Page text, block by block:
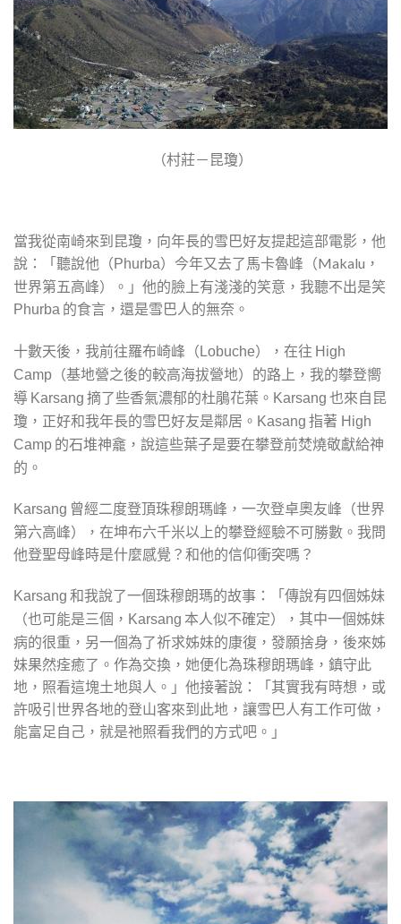
（村莊－昆瓊）
當我從南崎來到昆瓊，向年長的雪巴好友提起這部電影，他
說：「聽說他（Phurba）今年又去了馬卡魯峰（Makalu，
世界第五高峰）。」他的臉上有淺淺的笑意，我聽不出是笑
Phurba 的食言，還是雪巴人的無奈。
十數天後，我前往羅布崎峰（ Lobuche），在往 High
Camp （基地營之後的較高海拔營地）的路上，我的攀登嚮
導 Karsang 摘了些香氣濃郁的杜鵑花葉。 Karsang 也來自昆
瓊，正好和我年長的雪巴好友是鄰居。 Kasang 指著 High
Camp 的石堆神龕，說這些葉子是要在攀登前焚燒敬獻給神
的。
Karsang 曾經二度登頂珠穆朗瑪峰，一次登卓奧友峰（世界
第六高峰），在坤布六千米以上的攀登經驗不可勝數。我問
他登聖母峰時是什麼感覺？和他的信仰衝突嗎？
Karsang 和我說了一個珠穆朗瑪的故事：「傳說有四個姊妹
（也可能是三個， Karsang 本人似不確定），其中一個姊妹
病的很重，另一個為了祈求姊妹的康復，發願捨身，後來姊
妹果然痊癒了。作為交換，她便化為珠穆朗瑪峰，鎮守此
地，照看這塊土地與人。」他接著說：「其實我有時想，或
許吸引世界各地的登山客來到此地，讓雪巴人有工作可做，
能富足自己，就是祂照看我們的方式吧。」